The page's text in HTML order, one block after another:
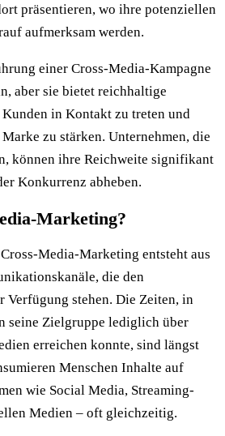
präsentieren, wo ihre potenziellen
aufmerksam werden.
einer Cross-Media-Kampagne
aber sie bietet reichhaltige
in Kontakt zu treten und
zu stärken. Unternehmen, die
können ihre Reichweite signifikant
Konkurrenz abheben.
Marketing?
Media-Marketing entsteht aus
die den
Verfügung stehen. Die Zeiten, in
seine Zielgruppe lediglich über
erreichen konnte, sind längst
Menschen Inhalte auf
wie Social Media, Streaming-
Medien – oft gleichzeitig.